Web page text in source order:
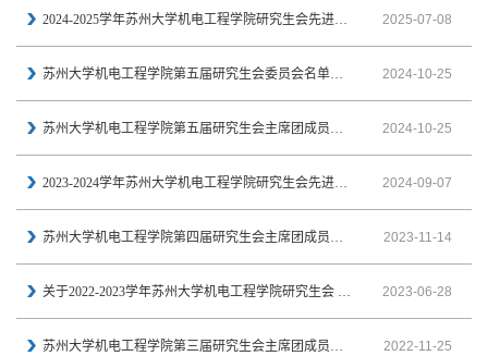
2024-2025学年苏州大学机电工程学院研究生会先进个人、优秀志愿者评比结果公示 2025-07-08
苏州大学机电工程学院第五届研究生会委员会名单公示 2024-10-25
苏州大学机电工程学院第五届研究生会主席团成员、工作部门负责人名单公示 2024-10-25
2023-2024学年苏州大学机电工程学院研究生会先进个人、优秀志愿者评比结果公示 2024-09-07
苏州大学机电工程学院第四届研究生会主席团成员、工作部门负责人名单公示 2023-11-14
关于2022-2023学年苏州大学机电工程学院研究生会 先进个人、优秀志愿者评比结果的公示 2023-06-28
苏州大学机电工程学院第三届研究生会主席团成员、工作部门负责人名单公示 2022-11-25